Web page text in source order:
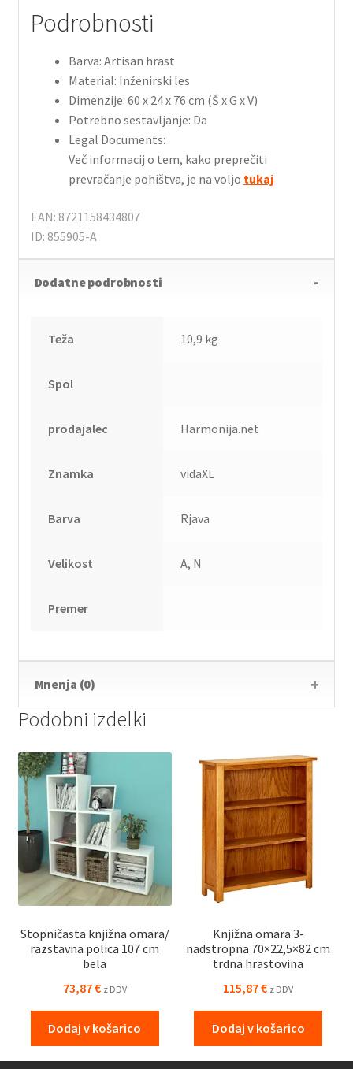
Podrobnosti
Barva: Artisan hrast
Material: Inženirski les
Dimenzije: 60 x 24 x 76 cm (Š x G x V)
Potrebno sestavljanje: Da
Legal Documents:
Več informacij o tem, kako preprečiti
prevračanje pohištva, je na voljo tukaj
EAN: 8721158434807
ID: 855905-A
Dodatne podrobnosti
Teža 10,9 kg
Spol
prodajalec Harmonija.net
Znamka vidaXL
Barva Rjava
Velikost A, N
Premer
Mnenja (0)
Podobni izdelki
Stopničasta knjižna omara/
razstavna polica 107 cm
bela
73,87€ z DDV
Dodaj v košarico
Knjižna omara 3-
nadstropna 70×22,5×82 cm
trdna hrastovina
115,87€ z DDV
Dodaj v košarico